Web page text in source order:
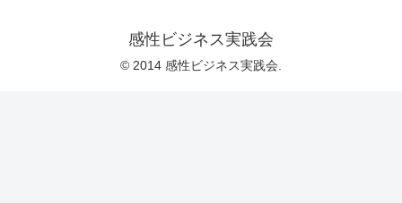
感性ビジネス実践会
© 2014 感性ビジネス実践会.